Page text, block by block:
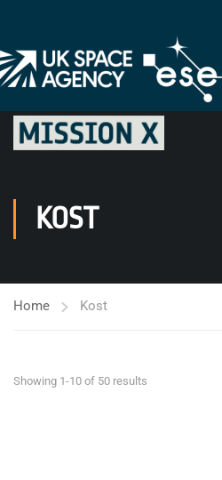
KOST
Home Kost
Showing 1-10 of 50 results